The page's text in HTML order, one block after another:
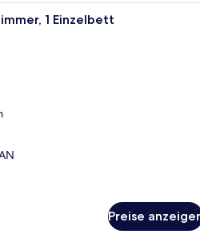
Ein Hotelzimmer mit einem
1 Einzelbett
Preise